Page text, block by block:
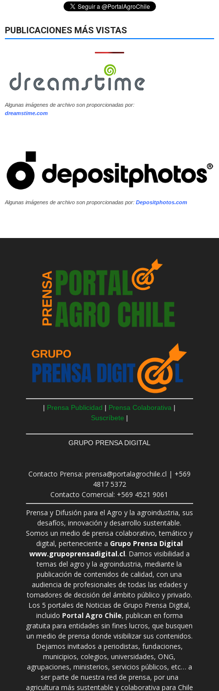
PUBLICACIONES MÁS VISTAS
Algunas imágenes de archivo son proporcionadas por:
dreamstime.com
Algunas imágenes de archivo son proporcionadas por: Depositphotos.com
| Prensa Publicidad | Prensa Colaborativa |
Suscríbete |
GRUPO PRENSA DIGITAL
Contacto Prensa: prensa@portalagrochile.cl | +569
4817 5372
Contacto Comercial: +569 4521 9061
Prensa y Difusión para el Agro y la agroindustria, sus
desafíos, innovación y desarrollo sustentable.
Somos un medio de prensa colaborativo, temático y
digital, perteneciente a Grupo Prensa Digital
www.grupoprensadigital.cl. Damos visibilidad a
temas del agro y la agroindustria, mediante la
publicación de contenidos de calidad, con una
audiencia de profesionales de todas las edades y
tomadores de decisión del ámbito público y privado.
Los 5 portales de Noticias de Grupo Prensa Digital,
incluido Portal Agro Chile, publican en forma
gratuita para entidades sin fines lucros, que busquen
un medio de prensa donde visibilizar sus contenidos.
Dejamos invitados a periodistas, fundaciones,
municipios, colegios, universidades, ONG,
agrupaciones, ministerios, servicios públicos, etc… a
ser parte de nuestra red de prensa, por una
agricultura más sustentable y colaborativa para Chile